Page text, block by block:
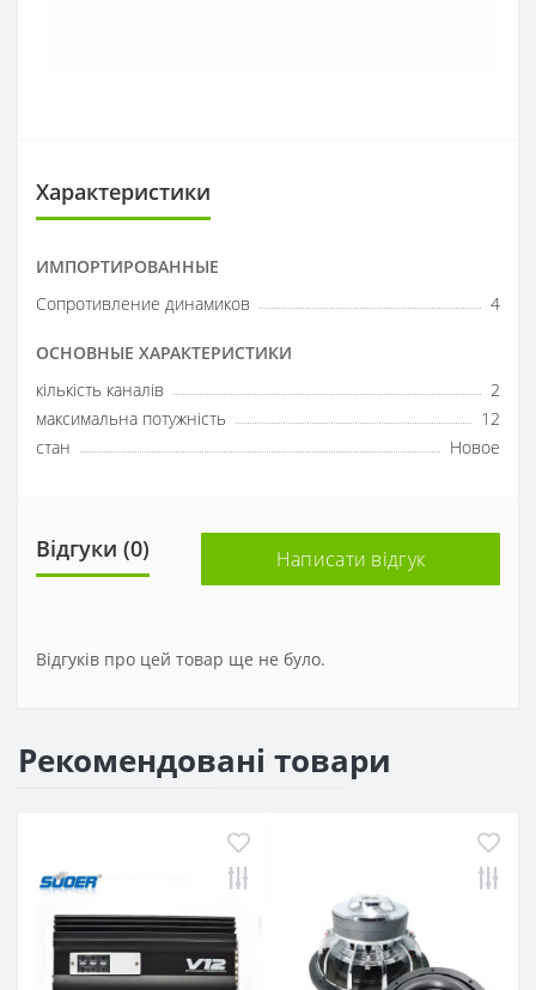
Характеристики
ИМПОРТИРОВАННЫЕ
Сопротивление динамиков
4
ОСНОВНЫЕ ХАРАКТЕРИСТИКИ
кількість каналів
2
максимальна потужність
12
стан
Новое
Відгуки (0) Написати відгук
Відгуків про цей товар ще не було.
Рекомендовані товари